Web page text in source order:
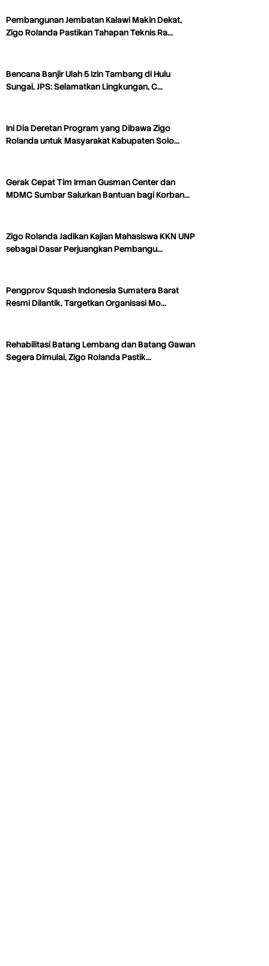
Pembangunan Jembatan Kalawi Makin Dekat,
Zigo Rolanda Pastikan Tahapan Teknis Ra…
Bencana Banjir Ulah 5 Izin Tambang di Hulu
Sungai, JPS: Selamatkan Lingkungan, C…
Ini Dia Deretan Program yang Dibawa Zigo
Rolanda untuk Masyarakat Kabupaten Solo…
Gerak Cepat Tim Irman Gusman Center dan
MDMC Sumbar Salurkan Bantuan bagi Korban…
Zigo Rolanda Jadikan Kajian Mahasiswa KKN UNP
sebagai Dasar Perjuangkan Pembangu…
Pengprov Squash Indonesia Sumatera Barat
Resmi Dilantik, Targetkan Organisasi Mo…
Rehabilitasi Batang Lembang dan Batang Gawan
Segera Dimulai, Zigo Rolanda Pastik…